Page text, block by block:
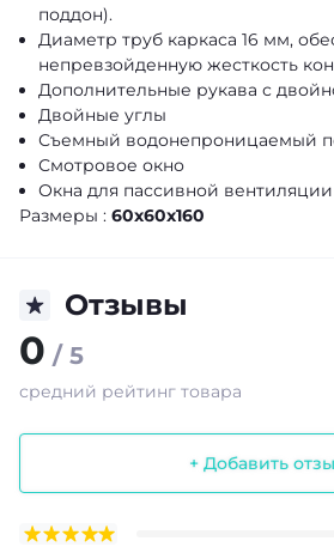
поддон).
Диаметр труб каркаса 16 мм,
непревзойденную жесткость
Дополнительные рукава с
Двойные углы
Съемный водонепроницаемый
Смотровое окно
Окна для пассивной вентиляции
Размеры : 60x60x160
Отзывы
0 / 5
средний рейтинг товара
+ Добавить